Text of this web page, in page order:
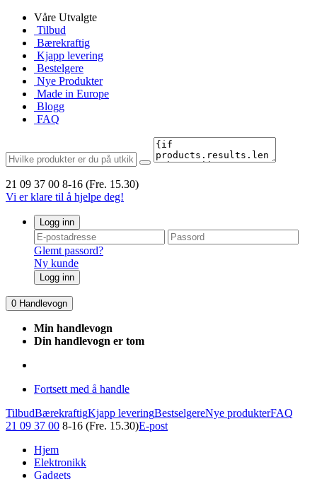
Våre Utvalgte
Tilbud
Bærekraftig
Kjapp levering
Bestelgere
Nye Produkter
Made in Europe
Blogg
FAQ
21 09 37 00 8-16 (Fre. 15.30)
Vi er klare til å hjelpe deg!
Logg inn
Glemt passord?
Ny kunde
Logg inn
0 Handlevogn
Min handlevogn
Din handlevogn er tom
Fortsett med å handle
TilbudBærekraftigKjapp leveringBestselgereNye produkterFAQ
21 09 37 00 8-16 (Fre. 15.30)E-post
Hjem
Elektronikk
Gadgets